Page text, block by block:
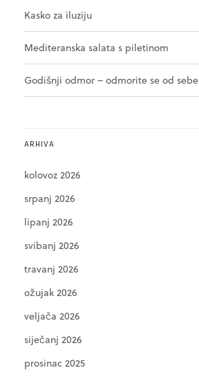
Kasko za iluziju
Mediteranska salata s piletinom
Godišnji odmor – odmorite se od sebe
ARHIVA
kolovoz 2026
srpanj 2026
lipanj 2026
svibanj 2026
travanj 2026
ožujak 2026
veljača 2026
siječanj 2026
prosinac 2025